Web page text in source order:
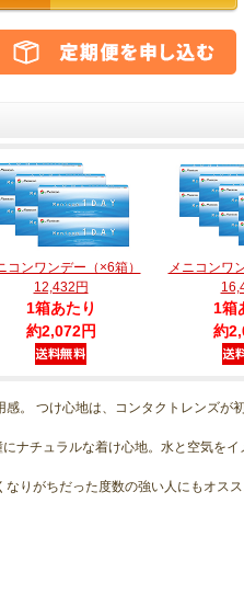
コンワンデー（×6箱）
12,432円
1箱あたり
約2,072円
メニコンワ
1箱
約
。 つけ心地は、コンタクトレンズが
ナチュラルな着け心地。水と空気を
りがちだった度数の強い人にもオスス